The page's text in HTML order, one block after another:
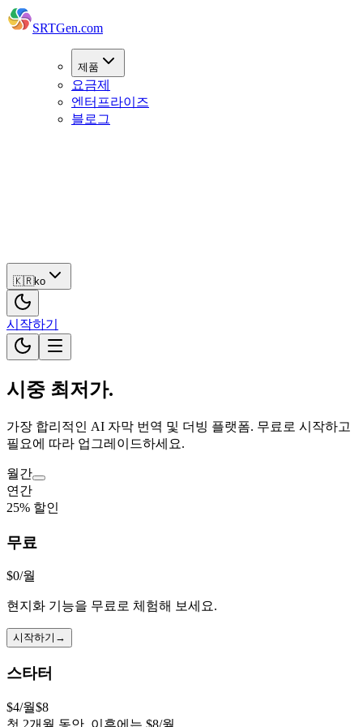
SRTGen.com
제품
요금제
엔터프라이즈
블로그
🇰🇷ko
시작하기
시중 최저가.
가장 합리적인 AI 자막 번역 및 더빙 플랫폼. 무료로 시작하고
필요에 따라 업그레이드하세요.
월간
연간
25% 할인
무료
$0/월
현지화 기능을 무료로 체험해 보세요.
시작하기 →
스타터
$4/월$8
첫 2개월 동안, 이후에는 $8/월